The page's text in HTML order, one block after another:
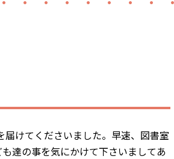
子育て短期支援事業
ンターしが 湖南支部
けてくださいました。早速、図書室
達の事を気にかけて下さいましてあ